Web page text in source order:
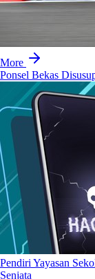
More
Ponsel Bekas
Pendiri Yayasan
Senjata